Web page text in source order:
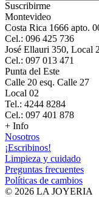
Suscribirme
Montevideo
Costa Rica 1666 apto.
Cel.: 096 425 736
José Ellauri 350, Local
Cel.: 097 013 471
Punta del Este
Calle 20 esq. Calle 27
Local 02
Tel.: 4244 8284
Cel.: 097 401 878
+ Info
Nosotros
¡Escribinos!
Limpieza y cuidado
Preguntas frecuentes
Políticas de cambios
© 2026 LA JOYERIA